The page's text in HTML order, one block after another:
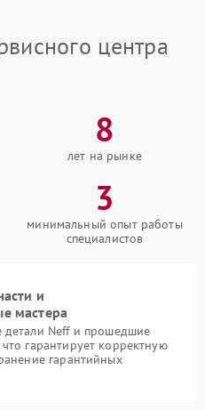
центра
8
лет на рынке
3
минимальный опыт работы
специалистов
и
мастера
детали Neff и прошедшие
гарантирует корректную
гарантийных